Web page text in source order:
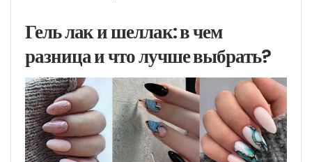
Гель лак и шеллак: в чем
разница и что лучше выбрать?